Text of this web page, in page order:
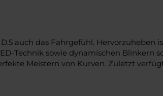
auch das Fahrgefühl.
Technik sowie dynamischen Blinkern
Meistern von Kurven. Zuletzt